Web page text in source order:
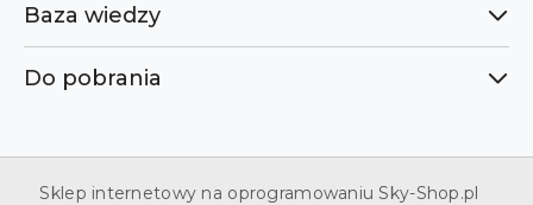
Baza wiedzy
Do pobrania
Sklep internetowy na oprogramowaniu Sky-Shop.pl